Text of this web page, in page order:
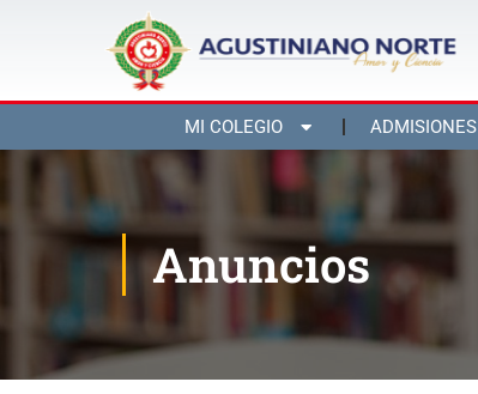
MI COLEGIO ADMISIONES
Anuncios